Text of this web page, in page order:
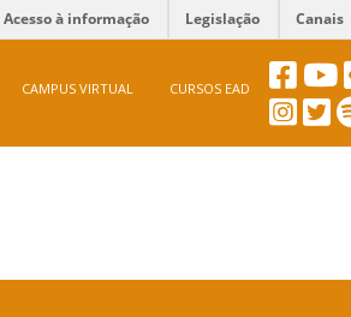
Acesso à informação Legislação Canais
CAMPUS VIRTUAL CURSOS EAD